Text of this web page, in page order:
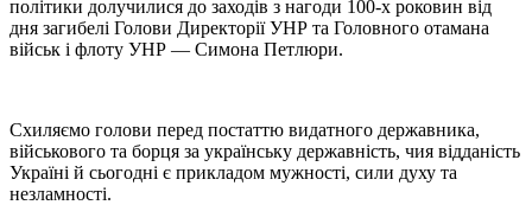
політики долучилися до заходів з нагоди 100-х роковин від
дня загибелі Голови Директорії УНР та Головного отамана
військ і флоту УНР — Симона Петлюри.
Схиляємо голови перед постаттю видатного державника,
військового та борця за українську державність, чия відданість
Україні й сьогодні є прикладом мужності, сили духу та
незламності.